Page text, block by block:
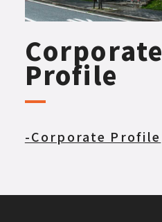
Corporate
Profile
-Corporate Profile